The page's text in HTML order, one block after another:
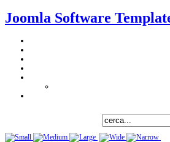
Joomla Software